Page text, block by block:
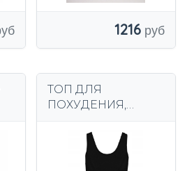
1216
ТОП ДЛЯ
ПОХУДЕНИЯ,
Bonprix